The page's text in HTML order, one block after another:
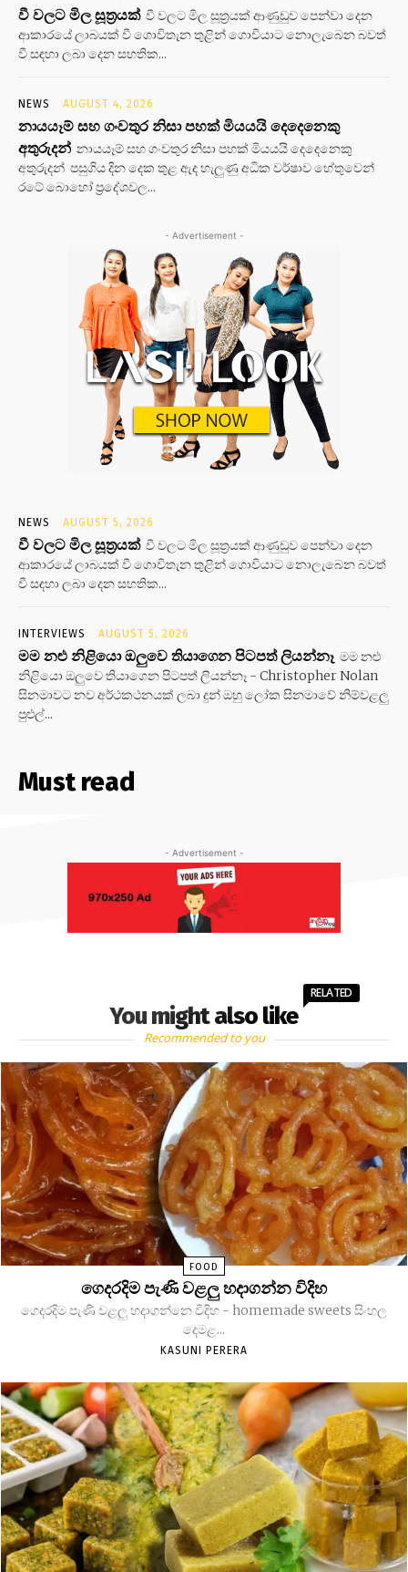
වී වලට මිල සූත්‍රයක් වී වලට මිල සූත්‍රයක් ආණුඩුව පෙන්වා දෙන
ආකාරයේ ලාබයක් වී ගොවිතැන තුළින් ගොවියාට නොලැබෙන බවත්
වී සඳහා ලබා දෙන සහතික...
NEWS AUGUST 4, 2026
නායයෑම් සහ ගංවතුර නිසා පහක් මියයයි දෙදෙනෙකු
අතුරුදන් නායයෑම් සහ ගංවතුර නිසා පහක් මියයයි දෙදෙනෙකු
අතුරුදන් පසුගිය දින දෙක තුළ ඇද හැලුණු අධික වර්ෂාව හේතුවෙන්
රටේ බොහෝ ප්‍රදේශවල...
- Advertisement -
NEWS AUGUST 5, 2026
වී වලට මිල සූත්‍රයක් වී වලට මිල සූත්‍රයක් ආණුඩුව පෙන්වා දෙන
ආකාරයේ ලාබයක් වී ගොවිතැන තුළින් ගොවියාට නොලැබෙන බවත්
වී සඳහා ලබා දෙන සහතික...
INTERVIEWS AUGUST 5, 2026
මම නළු නිළියො ඔලුවෙ තියාගෙන පිටපත් ලියන්නෑ මම නළු
නිළියො ඔලුවෙ තියාගෙන පිටපත් ලියන්නෑ - Christopher Nolan
සිනමාවට නව අර්ථකථනයක් ලබා දුන් ඔහු ලෝක සිනමාවේ නිම්වළලු
පුළුල්...
Must read
- Advertisement -
You might also like
RELATED
Recommended to you
FOOD
ගෙදරදිම පැණි වළලු හදාගන්න විදිහ
ගෙදරදිම පැණි වළලු හදාගන්නෙ විදිහ - homemade sweets සිංහල
දෙමළ...
KASUNI PERERA